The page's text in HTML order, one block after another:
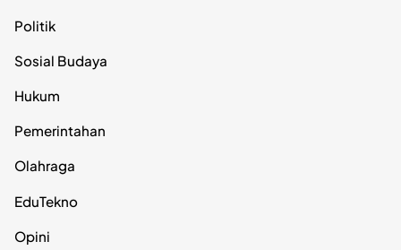
Politik
Sosial Budaya
Hukum
Pemerintahan
Olahraga
EduTekno
Opini